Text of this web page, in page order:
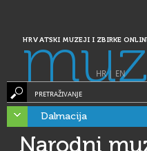
HRVATSKI MUZEJI I ZBIRKE
muz
HR| EN
PRETRAŽIVANJE
Dalmacija
Narodni